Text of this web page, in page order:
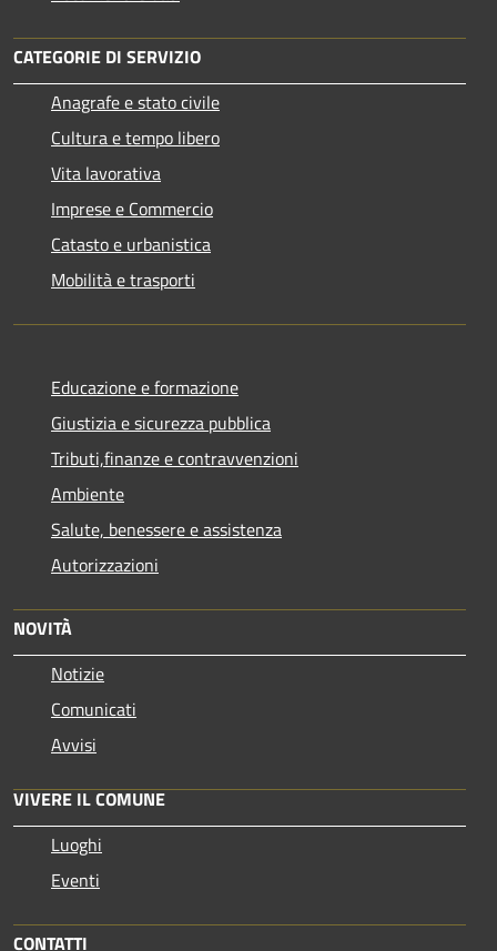
CATEGORIE DI SERVIZIO
Anagrafe e stato civile
Cultura e tempo libero
Vita lavorativa
Imprese e Commercio
Catasto e urbanistica
Mobilità e trasporti
Educazione e formazione
Giustizia e sicurezza pubblica
Tributi,finanze e contravvenzioni
Ambiente
Salute, benessere e assistenza
Autorizzazioni
NOVITÀ
Notizie
Comunicati
Avvisi
VIVERE IL COMUNE
Luoghi
Eventi
CONTATTI